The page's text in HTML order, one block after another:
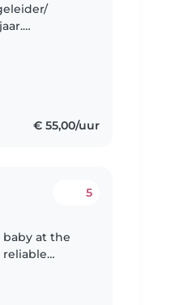
€ 55,00/uur
5
baby at the
reliable